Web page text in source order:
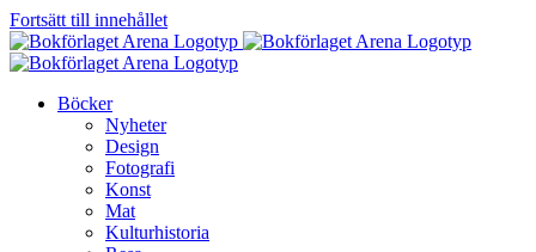
Fortsätt till innehållet
Böcker
Nyheter
Design
Fotografi
Konst
Mat
Kulturhistoria